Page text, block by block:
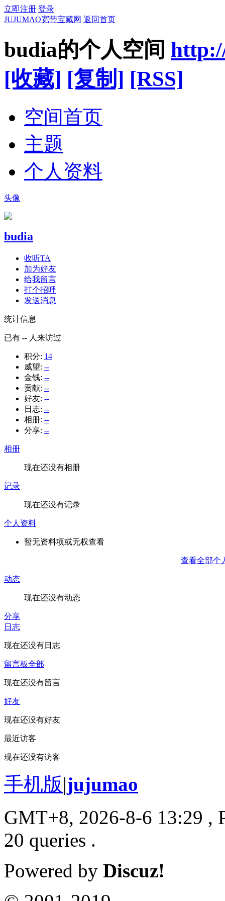
立即注册 登录
JUJUMAO宽带宝藏网 返回首页
budia的个人空间
[收藏] [复制] [RSS]
空间首页
主题
个人资料
头像
budia
收听TA
加为好友
给我留言
打个招呼
发送消息
统计信息
已有 -- 人来访过
积分: 14
威望: --
金钱: --
贡献: --
好友: --
日志: --
相册: --
分享: --
相册
现在还没有相册
记录
现在还没有记录
个人资料
暂无资料项或无权查看
查看全部个
动态
现在还没有动态
分享
日志
现在还没有日志
留言板全部
现在还没有留言
好友
现在还没有好友
最近访客
现在还没有访客
手机版|jujumao
GMT+8, 2026-8-6 13:29 ,
20 queries .
Powered by Discuz!